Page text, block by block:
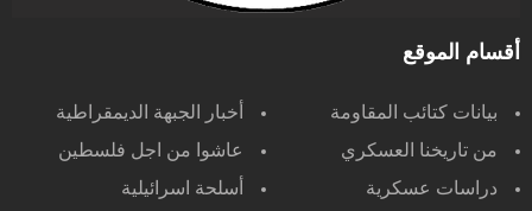
أقسام الموقع
بيانات كتائب المقاومة
أخبار الجبهة الديمقراطية
من تاريخنا العسكري
عاشوا من اجل فلسطين
دراسات عسكرية
أسلحة اسرائيلية